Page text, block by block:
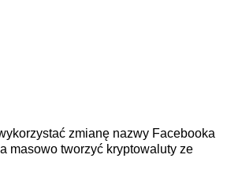
zmianę nazwy Facebooka
masowo tworzyć kryptowaluty ze